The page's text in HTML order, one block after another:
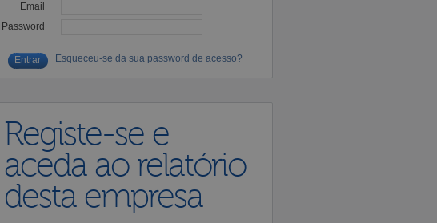
Email
Password
Esqueceu-se da sua password de acesso?
Registe-se e
aceda ao relatório
desta empresa